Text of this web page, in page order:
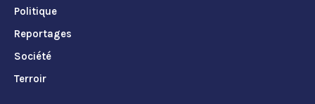
Politique
Reportages
Société
Terroir